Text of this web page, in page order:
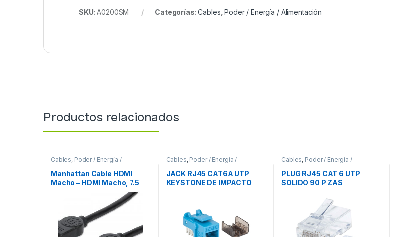
SKU:A0200SM Categorías:Cables ,Poder / Energía / Alimentación
Productos relacionados
Cables, Poder / Energía /
Alimentación
Manhattan Cable HDMI
Macho – HDMI Macho, 7.5
Cables, Poder / Energía /
Alimentación
JACK RJ45 CAT6A UTP
KEYSTONE DE IMPACTO
Cables, Poder / Energía /
Alimentación
PLUG RJ45 CAT 6 UTP
SOLIDO 90 P ZAS